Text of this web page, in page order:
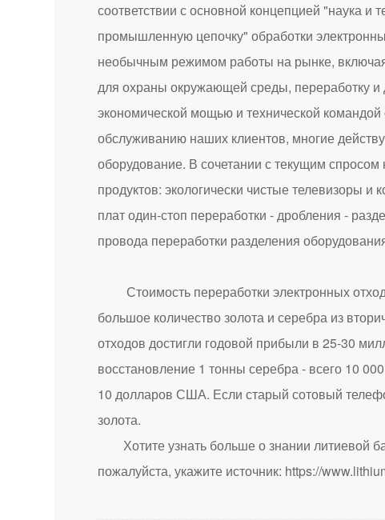
соответствии с основной концепцией "наука
промышленную цепочку" обработки
необычным режимом работы на рынке, включая
для охраны окружающей среды, переработку и
экономической мощью и технической
обслуживанию наших клиентов, многие
оборудование. В сочетании с текущим
продуктов: экологически чистые телевизоры
плат один-стоп переработки - дробления -
провода переработки разделения
Стоимость переработки электронных
большое количество золота и серебра из
отходов достигли годовой прибыли в 25-30
восстановление 1 тонны серебра - всего 10
10 долларов США. Если старый сотовый
золота.
Хотите узнать больше о знании литиевой
пожалуйста, укажите источник: https://